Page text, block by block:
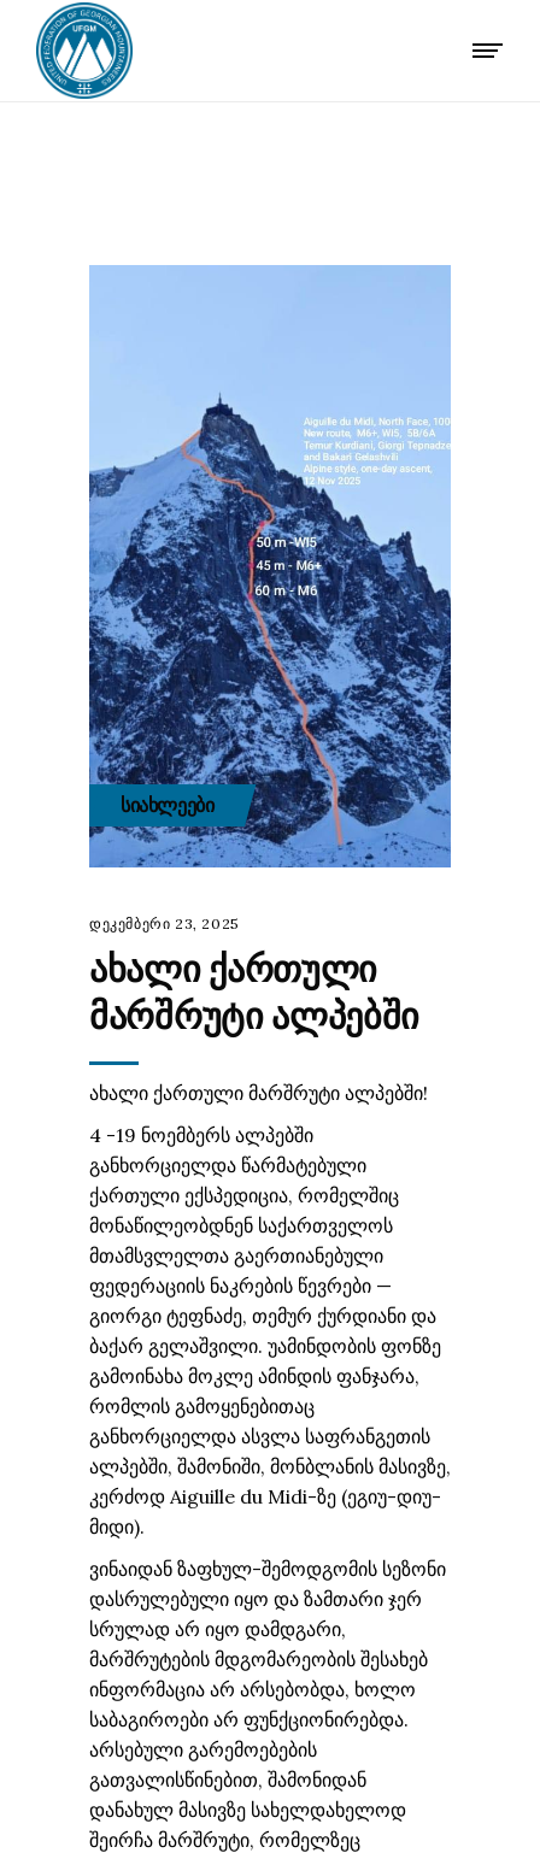
ᲡᲘᲐᲮᲚᲔᲔᲑᲘ
დეკემბერი 23, 2025
ᲐᲮᲐᲚᲘ ᲥᲐᲠᲗᲣᲚᲘ
ᲛᲐᲠᲨᲠᲣᲢᲘ ᲐᲚᲞᲔᲑᲨᲘ
ახალი ქართული მარშრუტი ალპებში!
4 -19 ნოემბერს ალპებში
განხორციელდა წარმატებული
ქართული ექსპედიცია, რომელშიც
მონაწილეობდნენ საქართველოს
მთამსვლელთა გაერთიანებული
ფედერაციის ნაკრების წევრები —
გიორგი ტეფნაძე, თემურ ქურდიანი და
ბაქარ გელაშვილი. უამინდობის ფონზე
გამოინახა მოკლე ამინდის ფანჯარა,
რომლის გამოყენებითაც
განხორციელდა ასვლა საფრანგეთის
ალპებში, შამონიში, მონბლანის მასივზე,
კერძოდ Aiguille du Midi-ზე (ეგიუ-დიუ-
მიდი).
ვინაიდან ზაფხულ-შემოდგომის სეზონი
დასრულებული იყო და ზამთარი ჯერ
სრულად არ იყო დამდგარი,
მარშრუტების მდგომარეობის შესახებ
ინფორმაცია არ არსებობდა, ხოლო
საბაგიროები არ ფუნქციონირებდა.
არსებული გარემოებების
გათვალისწინებით, შამონიდან
დანახულ მასივზე სახელდახელოდ
შეირჩა მარშრუტი, რომელზეც